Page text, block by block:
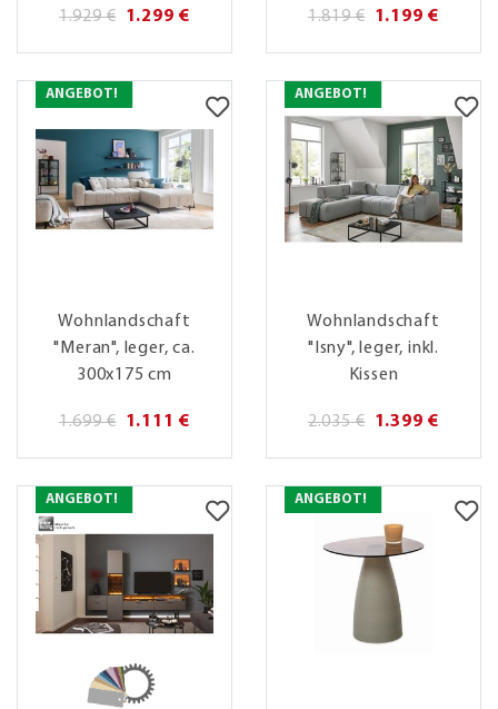
1.929 € 1.299 € 1.819 € 1.199 €
ANGEBOT!
Wohnlandschaft
"Meran", leger, ca.
300x175 cm
1.699 € 1.111 €
ANGEBOT!
Wohnlandschaft
"Isny", leger, inkl.
Kissen
2.035 € 1.399 €
ANGEBOT! ANGEBOT!